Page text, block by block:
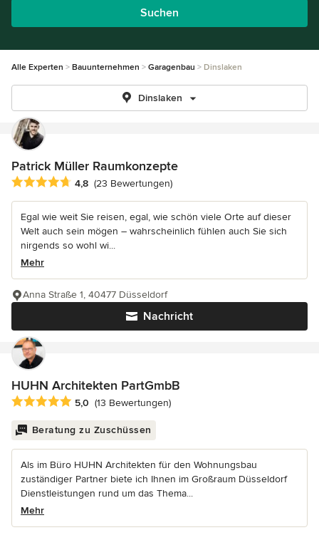
Suchen
Alle Experten Bauunternehmen Garagenbau Dinslaken
Dinslaken
Patrick Müller Raumkonzepte
Durchschnittliche Bewertung: 4.8 von 5 Sternen
4,8 (23 Bewertungen)
Egal wie weit Sie reisen, egal, wie schön viele Orte auf dieser
Welt auch sein mögen – wahrscheinlich fühlen auch Sie sich
nirgends so wohl wi...
Mehr
Nachricht
Anna Straße 1, 40477 Düsseldorf
HUHN Architekten PartGmbB
Durchschnittliche Bewertung: 5 von 5 Sternen
5,0 (13 Bewertungen)
Beratung zu Zuschüssen
Als im Büro HUHN Architekten für den Wohnungsbau
zuständiger Partner biete ich Ihnen im Großraum Düsseldorf
Dienstleistungen rund um das Thema...
Mehr